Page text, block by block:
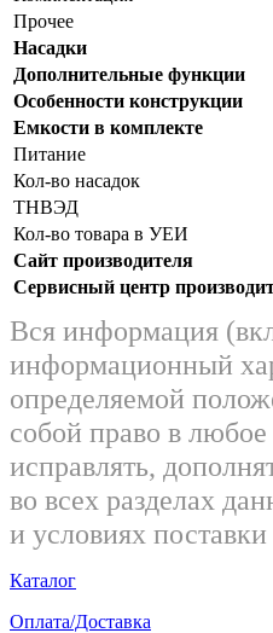
Прочее
Насадки
Дополнительные функции
Особенности конструкции
Емкости в комплекте
Питание
Кол-во насадок
ТНВЭД
Кол-во товара в УЕИ
Сайт производителя
Сервисный центр
Вся информация
информационный
определяемой
собой право в любое
исправлять,
во всех разделах
и условиях
Каталог
Оплата/Доставка